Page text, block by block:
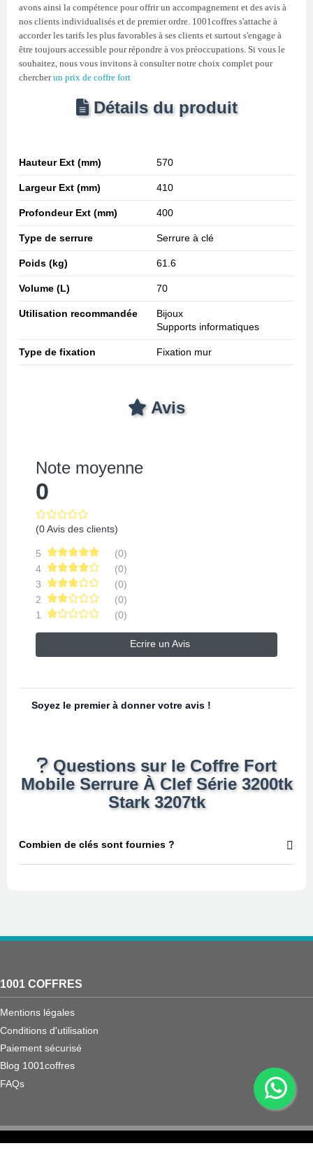
avons ainsi la compétence pour offrir un accompagnement et des avis à
nos clients individualisés et de premier ordre. 1001coffres s'attache à
accorder les tarifs les plus favorables à ses clients et surtout s'engage à
être toujours accessible pour répondre à vos préoccupations. Si vous le
souhaitez, nous vous invitons à consulter notre choix complet pour
chercherun prix de coffre fort
Détails du produit
Hauteur Ext (mm) 570
Largeur Ext (mm) 410
Profondeur Ext (mm) 400
Type de serrure Serrure à clé
Poids (kg) 61.6
Volume (L) 70
Utilisation recommandée
Bijoux
Supports informatiques
Type de fixation Fixation mur
Avis
Note moyenne
0
(0 Avis des clients)
5
(0)
4
(0)
3
(0)
2
(0)
1
(0)
Ecrire un Avis
Soyez le premier à donner votre avis !
Questions sur le Coffre Fort
Mobile Serrure À Clef Série 3200tk
Stark 3207tk
Combien de clés sont fournies ?
1001 COFFRES
Mentions légales
Conditions d'utilisation
Paiement sécurisé
Blog 1001coffres
FAQs